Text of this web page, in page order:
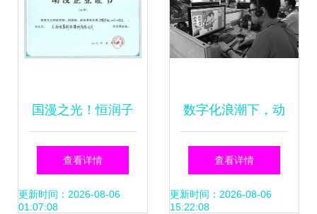
国漫之光！恒润子
公司跻身国家认定
动漫企业，破70亿
查看详情
更新时间：2026-08-06
01:07:08
数字化浪潮下，动
漫开发产业的创新
与突破
查看详情
更新时间：2026-08-06
15:22:08